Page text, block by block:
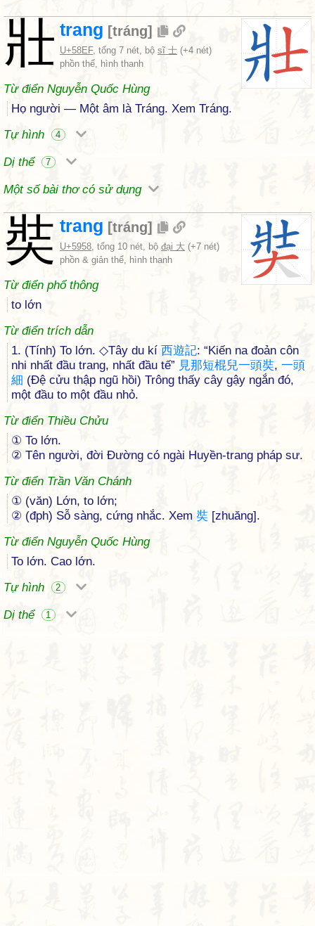
壯 trang [tráng]
U+58EF, tổng 7 nét, bộ sĩ 士 (+4 nét)
phồn thể, hình thanh
Từ điển Nguyễn Quốc Hùng
Họ người — Một âm là Tráng. Xem Tráng.
Tự hình
4
Dị thể 7
Một số bài thơ có sử dụng
奘 trang [tráng]
U+5958, tổng 10 nét, bộ đại 大 (+7 nét)
phồn & giản thể, hình thanh
Từ điển phổ thông
to lớn
Từ điển trích dẫn
1. (Tính) To lớn. ◇Tây du kí 西遊記: “Kiến na đoản côn
nhi nhất đầu trang, nhất đầu tế” 見那短棍兒一頭奘, 一頭
細 (Đệ cửu thập ngũ hồi) Trông thấy cây gậy ngắn đó,
một đầu to một đầu nhỏ.
Từ điển Thiều Chửu
① To lớn.
② Tên người, đời Ðường có ngài Huyền-trang pháp sư.
Từ điển Trần Văn Chánh
① (văn) Lớn, to lớn;
② (đph) Sỗ sàng, cứng nhắc. Xem 奘 [zhuăng].
Từ điển Nguyễn Quốc Hùng
To lớn. Cao lớn.
Tự hình
2
Dị thể 1